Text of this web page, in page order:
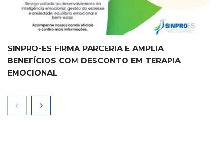
SINPRO-ES FIRMA PARCERIA E AMPLIA
BENEFÍCIOS COM DESCONTO EM TERAPIA
EMOCIONAL